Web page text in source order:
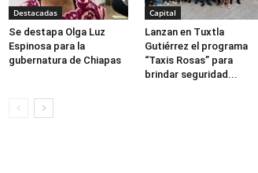
Destacadas
Se destapa Olga Luz
Espinosa para la
gubernatura de Chiapas
Capital
Lanzan en Tuxtla
Gutiérrez el programa
“Taxis Rosas” para
brindar seguridad...